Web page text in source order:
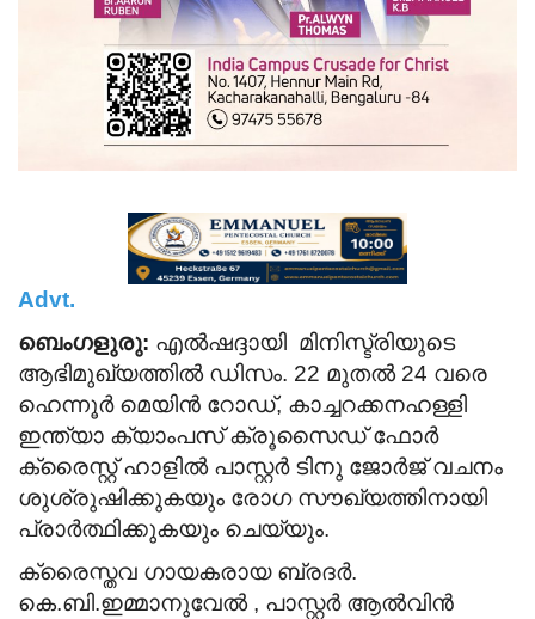
Advt.
ബെംഗളുരു: എൽഷദ്ദായി മിനിസ്ട്രിയുടെ
ആഭിമുഖ്യത്തിൽ ഡിസം. 22 മുതൽ 24 വരെ
ഹെന്നൂർ മെയിൻ റോഡ്, കാച്ചറക്കനഹള്ളി
ഇന്ത്യാ ക്യാംപസ് ക്രൂസൈഡ് ഫോർ
ക്രൈസ്റ്റ് ഹാളിൽ പാസ്റ്റർ ടിനു ജോർജ് വചനം
ശുശ്രുഷിക്കുകയും രോഗ സൗഖ്യത്തിനായി
പ്രാർത്ഥിക്കുകയും ചെയ്യും.
ക്രൈസ്തവ ഗായകരായ ബ്രദർ.
കെ.ബി.ഇമ്മാനുവേൽ , പാസ്റ്റർ ആൽവിൻ